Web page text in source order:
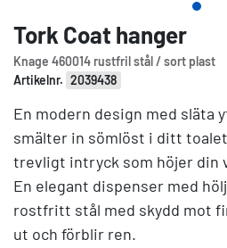
Tork Coat hanger
Knage 460014 rustfril stål / sort plast
Artikelnr. 2039438
En modern design med släta
smälter in sömlöst i ditt
trevligt intryck som höjer din
En elegant dispenser med
rostfritt stål med skydd mot
ut och förblir ren.